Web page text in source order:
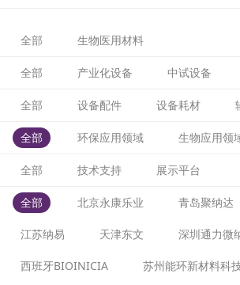
全部 生物医用材料
全部 产业化设备 中试设备
全部 设备配件 设备耗材
全部 环保应用领域 生物应用领
全部 技术支持 展示平台
全部 北京永康乐业 青岛聚纳达
江苏纳易 天津东文 深圳通力微
西班牙BIOINICIA 苏州能环新材料科